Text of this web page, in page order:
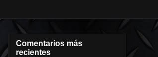
Comentarios más
recientes